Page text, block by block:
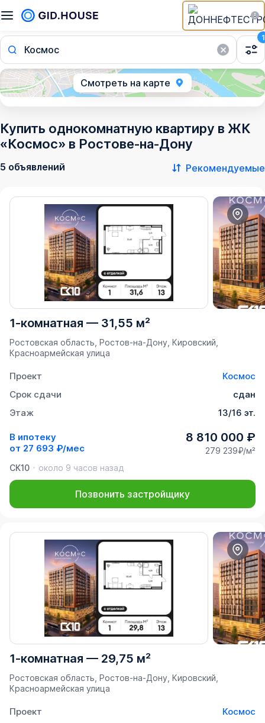
Космос
1
Смотреть на карте
Купить однокомнатную квартиру в ЖК
«Космос» в Ростове‑на‑Дону
5 объявлений Рекомендуемые
1-комнатная — 31,55 м²
Ростовская область, Ростов-на-Дону, Кировский,
Красноармейская улица
Проект
Космос
Срок сдачи
сдан
Этаж
13/16 эт.
В ипотеку
от 27 693 ₽/мес
8 810 000 ₽
279 239₽/м²
СК10
около 9 часов назад
Позвонить застройщику
1-комнатная — 29,75 м²
Ростовская область, Ростов-на-Дону, Кировский,
Красноармейская улица
Проект
Космос